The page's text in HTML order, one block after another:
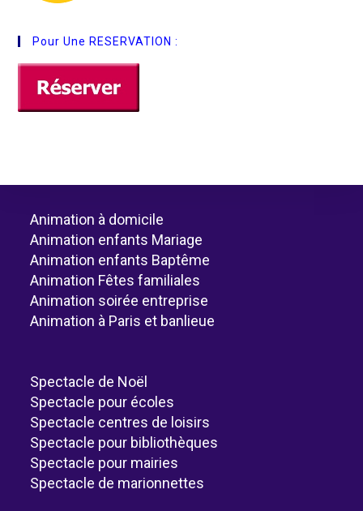
Pour Une RESERVATION :
Animation à domicile
Animation enfants Mariage
Animation enfants Baptême
Animation Fêtes familiales
Animation soirée entreprise
Animation à Paris et banlieue
Spectacle de Noël
Spectacle pour écoles
Spectacle centres de loisirs
Spectacle pour bibliothèques
Spectacle pour mairies
Spectacle de marionnettes